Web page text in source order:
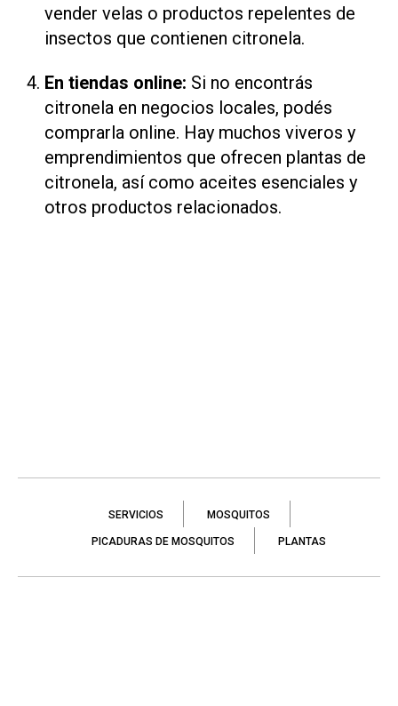
vender velas o productos repelentes de
insectos que contienen citronela.
En tiendas online: Si no encontrás
citronela en negocios locales, podés
comprarla online. Hay muchos viveros y
emprendimientos que ofrecen plantas de
citronela, así como aceites esenciales y
otros productos relacionados.
SERVICIOS MOSQUITOS
PICADURAS DE MOSQUITOS PLANTAS